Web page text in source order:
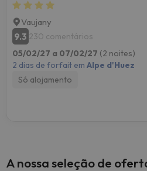
Vaujany
9.3 230 comentários
05/02/27 a 07/02/27 (2 noites)
2 dias de forfait em Alpe d'Huez
Só alojamento
A nossa seleção de